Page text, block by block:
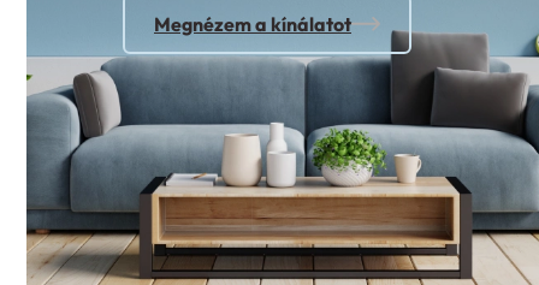
Megnézem a kínálatot